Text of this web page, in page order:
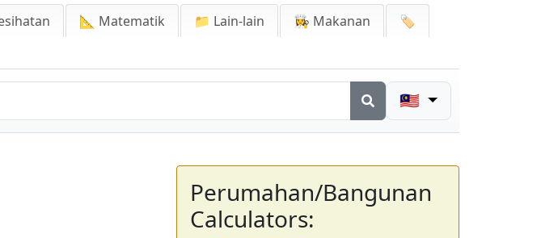
📐 Matematik 📁 Lain-lain 👩‍🍳 Makanan
🏷️
🇲🇾
Perumahan/Bangunan
Calculators: